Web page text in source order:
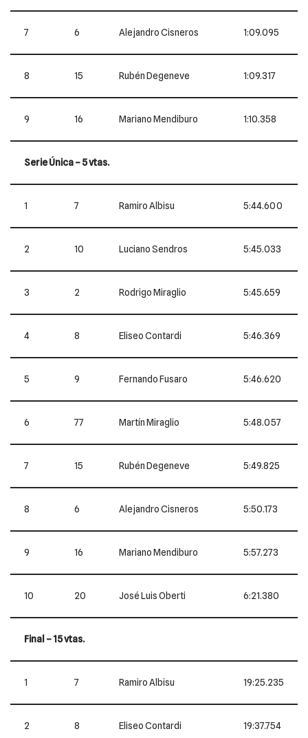
7 6 Alejandro Cisneros 1:09.095
8 15 Rubén Degeneve 1:09.317
9 16 Mariano Mendiburo 1:10.358
Serie Única – 5 vtas.
1 7 Ramiro Albisu 5:44.600
2 10 Luciano Sendros 5:45.033
3 2 Rodrigo Miraglio 5:45.659
4 8 Eliseo Contardi 5:46.369
5 9 Fernando Fusaro 5:46.620
6 77 Martín Miraglio 5:48.057
7 15 Rubén Degeneve 5:49.825
8 6 Alejandro Cisneros 5:50.173
9 16 Mariano Mendiburo 5:57.273
10 20 José Luis Oberti 6:21.380
Final – 15 vtas.
1 7 Ramiro Albisu 19:25.235
2 8 Eliseo Contardi 19:37.754